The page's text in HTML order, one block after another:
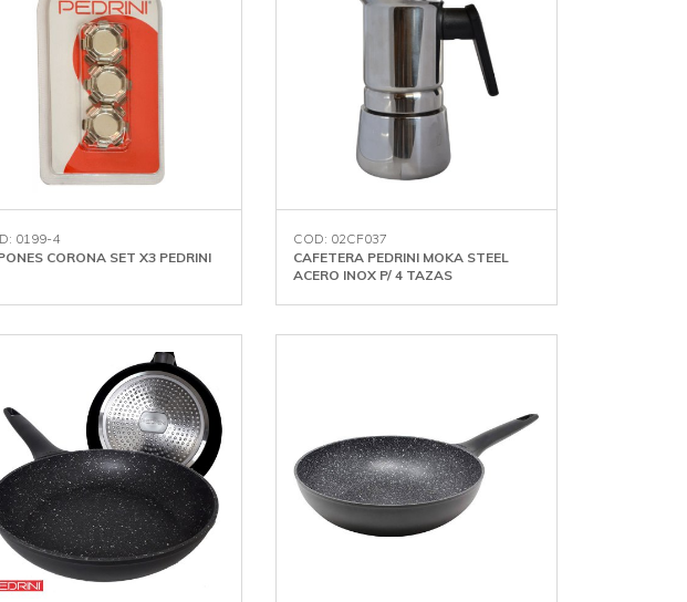
0199-4
CORONA SET X3 PEDRINI
COD: 02CF037
CAFETERA PEDRINI MOKA STEEL
ACERO INOX P/ 4 TAZAS